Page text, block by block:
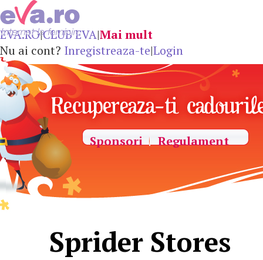
EVA.RO|CLUB EVA|Mai mult
Nu ai cont? Inregistreaza-te|Login
Sponsori Regulament
Sprider Stores